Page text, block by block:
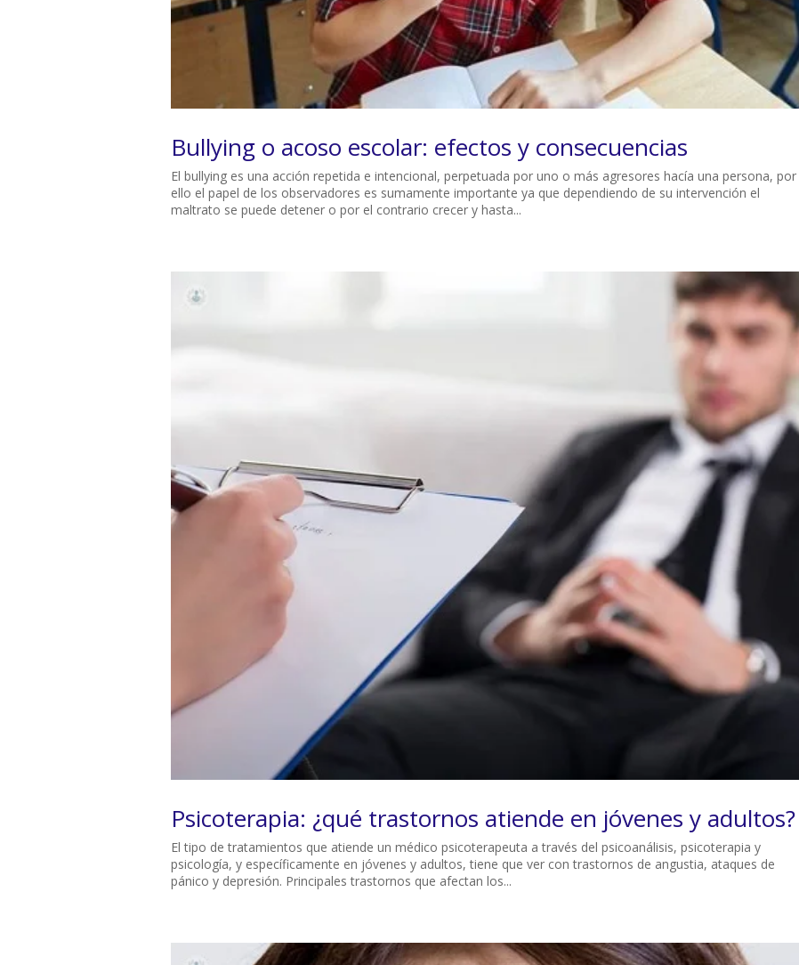
Bullying o acoso escolar: efectos y consecuencias
El bullying es una acción repetida e intencional, perpetuada por uno o más agresores hacía una persona, por
ello el papel de los observadores es sumamente importante ya que dependiendo de su intervención el
maltrato se puede detener o por el contrario crecer y hasta...
Psicoterapia: ¿qué trastornos atiende en jóvenes y adultos?
El tipo de tratamientos que atiende un médico psicoterapeuta a través del psicoanálisis, psicoterapia y
psicología, y específicamente en jóvenes y adultos, tiene que ver con trastornos de angustia, ataques de
pánico y depresión. Principales trastornos que afectan los...